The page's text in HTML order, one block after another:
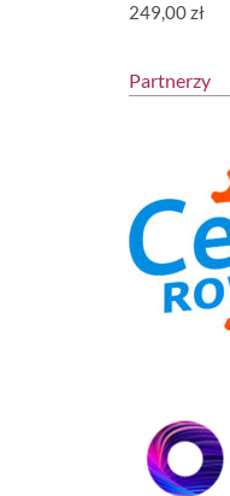
249,00zł
Partnerzy